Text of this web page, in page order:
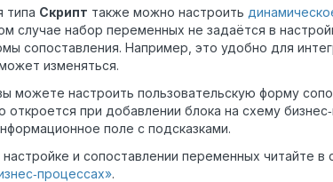
типа Скрипт также можно настроить
случае набор переменных не задаётся в
сопоставления. Например, это удобно для
изменяться.
можете настроить пользовательскую форму
откроется при добавлении блока на схему
поле с подсказками.
и сопоставлении переменных читайте в
.